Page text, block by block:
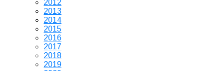
2012
2013
2014
2015
2016
2017
2018
2019